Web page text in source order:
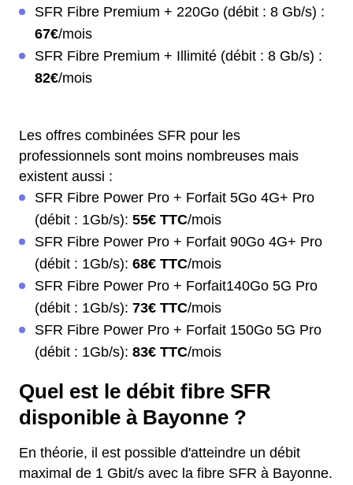
SFR Fibre Premium + 220Go (débit : 8 Gb/s) :
67€/mois
SFR Fibre Premium + Illimité (débit : 8 Gb/s) :
82€/mois
Les offres combinées SFR pour les
professionnels sont moins nombreuses mais
existent aussi :
SFR Fibre Power Pro + Forfait 5Go 4G+ Pro
(débit : 1Gb/s): 55€ TTC/mois
SFR Fibre Power Pro + Forfait 90Go 4G+ Pro
(débit : 1Gb/s): 68€ TTC/mois
SFR Fibre Power Pro + Forfait140Go 5G Pro
(débit : 1Gb/s): 73€ TTC/mois
SFR Fibre Power Pro + Forfait 150Go 5G Pro
(débit : 1Gb/s): 83€ TTC/mois
Quel est le débit fibre SFR
disponible à Bayonne ?
En théorie, il est possible d'atteindre un débit
maximal de 1 Gbit/s avec la fibre SFR à Bayonne.